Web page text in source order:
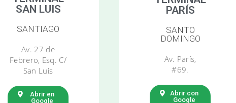
SAN LUIS
SANTIAGO
Av. 27 de
Febrero, Esq. C/
San Luis
Abrir en
Google
PARÍS
SANTO
DOMINGO
Av. París,
#69.
Abrir con
Google